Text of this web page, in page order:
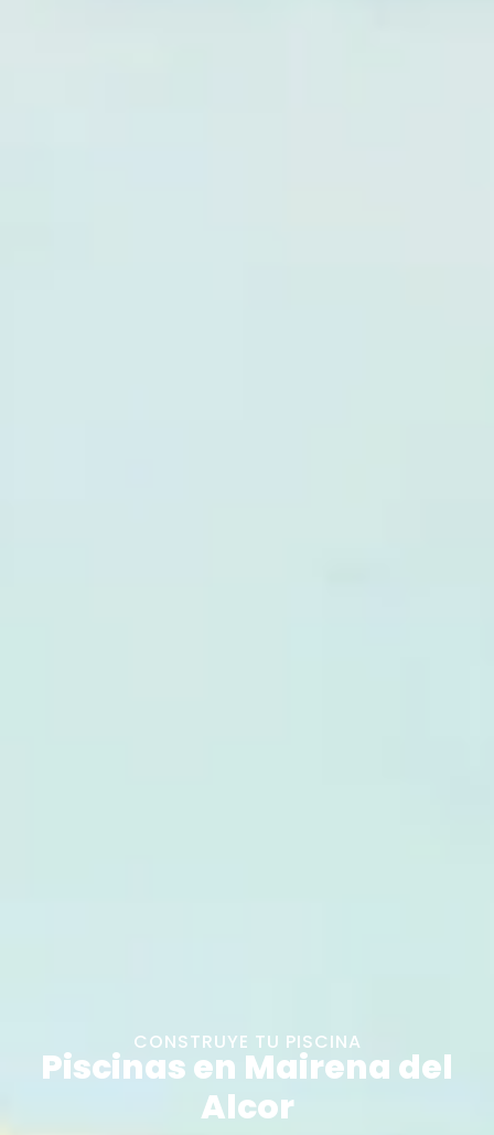
CONSTRUYE TU PISCINA
Piscinas en Mairena del
Alcor